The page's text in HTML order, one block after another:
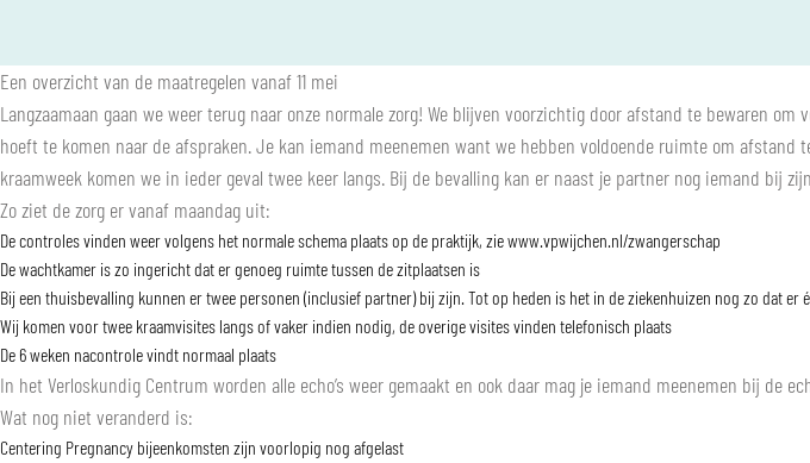
Een overzicht van de maatregelen vanaf 11 mei
Langzaamaan gaan we weer terug naar onze normale zorg! We blijven voorzichtig door afstand te bewaren
hoeft te komen naar de afspraken. Je kan iemand meenemen want we hebben voldoende ruimte om
kraamweek komen we in ieder geval twee keer langs. Bij de bevalling kan er naast je partner nog iemand bij
Zo ziet de zorg er vanaf maandag uit:
De controles vinden weer volgens het normale schema plaats op de praktijk, ziewww.vpwijchen.nl/zwangerschap
De wachtkamer is zo ingericht dat er genoeg ruimte tussen de zitplaatsen is
Bij een thuisbevalling kunnen er twee personen (inclusief partner) bij zijn. Tot op heden is het in de ziekenhuizen nog zo dat er
Wij komen voor twee kraamvisites langs of vaker indien nodig, de overige visites vinden telefonisch plaats
De 6 weken nacontrole vindt normaal plaats
In het Verloskundig Centrum worden alle echo’s weer gemaakt en ook daar mag je iemand meenemen bij de
Wat nog niet veranderd is:
Centering Pregnancy bijeenkomsten zijn voorlopig nog afgelast